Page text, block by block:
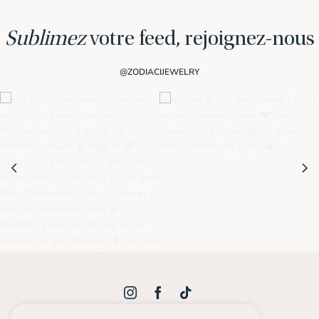
Sublimezvotre feed, rejoignez-nous
@ZODIACIJEWELRY